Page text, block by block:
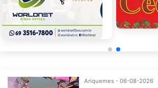
Ariquemes - 06-08-2026